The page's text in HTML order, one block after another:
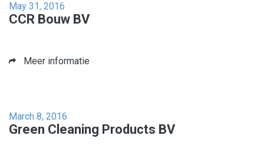
May 31, 2016
CCR Bouw BV
Meer informatie
March 8, 2016
Green Cleaning Products BV